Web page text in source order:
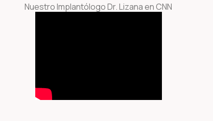
Nuestro Implantólogo Dr. Lizana en CNN